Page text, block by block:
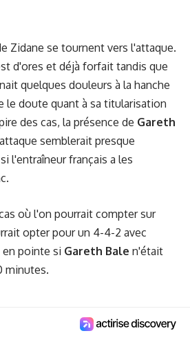
Zidane se tournent vers l'attaque.
d'ores et déjà forfait tandis que
quelques douleurs à la hanche
le doute quant à sa titularisation
des cas, la présence de Gareth
semblerait presque
l'entraîneur français a les
où l'on pourrait compter sur
opter pour un 4-4-2 avec
en pointe si Gareth Bale n'était
minutes.